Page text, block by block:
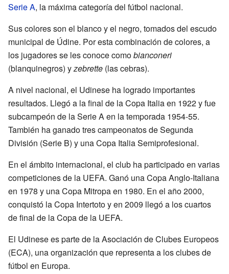
Serie A, la máxima categoría del fútbol nacional.
Sus colores son el blanco y el negro, tomados del escudo
municipal de Údine. Por esta combinación de colores, a
los jugadores se les conoce comobianconeri
(blanquinegros) yzebrette (las cebras).
A nivel nacional, el Udinese ha logrado importantes
resultados. Llegó a la final de la Copa Italia en 1922 y fue
subcampeón de la Serie A en la temporada 1954-55.
También ha ganado tres campeonatos de Segunda
División (Serie B) y una Copa Italia Semiprofesional.
En el ámbito internacional, el club ha participado en varias
competiciones de la UEFA. Ganó una Copa Anglo-Italiana
en 1978 y una Copa Mitropa en 1980. En el año 2000,
conquistó la Copa Intertoto y en 2009 llegó a los cuartos
de final de la Copa de la UEFA.
El Udinese es parte de la Asociación de Clubes Europeos
(ECA), una organización que representa a los clubes de
fútbol en Europa.